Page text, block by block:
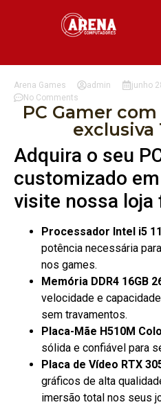
Arena Games admin junho
No Comments
PC Gamer
exclusiva
Adquira o seu
customizado
visite nossa loja
Processador Intel i5
potência necessária
nos games.
Memória DDR4 16GB
velocidade e
sem travamentos.
Placa-Mãe H510M
sólida e confiável para
Placa de Vídeo RTX
gráficos de alta
imersão total nos seus